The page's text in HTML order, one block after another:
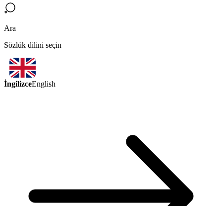
Ara
Sözlük dilini seçin
İngilizceEnglish